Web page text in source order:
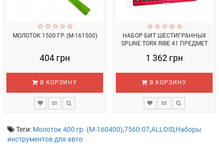
МОЛОТОК 1500 ГР. (М-161500)
404 грн
В КОРЗИНУ
НАБОР БИТ ШЕСТИГРАННЫХ
SPLINE TORX RIBE 41 ПРЕДМЕТ
1 362 грн
В КОРЗИНУ
Теги: Молоток 400 гр. (М-160400),7560-07,ALLOID,Наборы
инструментов для авто